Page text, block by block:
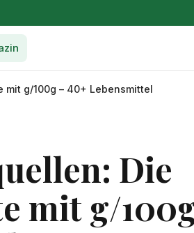
g/100g – 40+ Lebensmittel
Die
mit g/